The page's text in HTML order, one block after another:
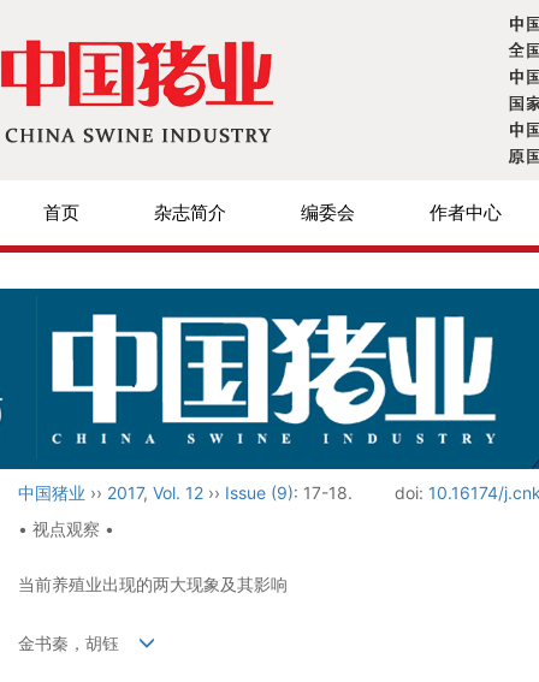
首页 杂志简介 编委会 作者中心
中国猪业 ›› 2017, Vol. 12 ›› Issue (9): 17-18. doi: 10.16174/
• 视点观察 •
当前养殖业出现的两大现象及其影响
金书秦，胡钰